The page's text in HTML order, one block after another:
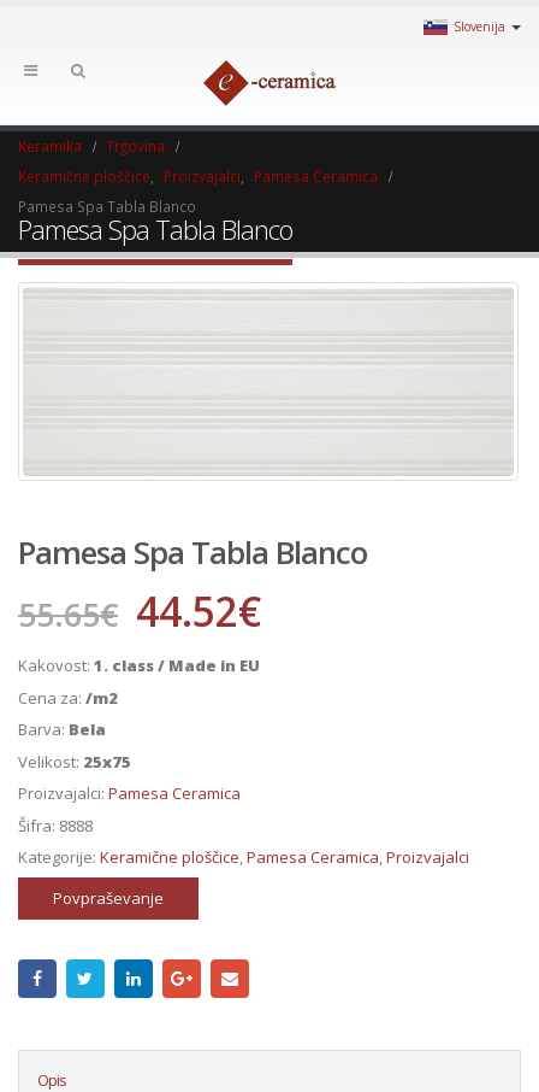
Slovenija
Keramika
Trgovina
Keramične ploščice
Proizvajalci
Pamesa Ceramica
Pamesa Spa Tabla Blanco
Pamesa Spa Tabla Blanco
Pamesa Spa Tabla Blanco
55.65€ 44.52€
Kakovost: 1. class / Made in EU
Cena za: /m2
Barva: Bela
Velikost: 25x75
Proizvajalci: Pamesa Ceramica
Šifra: 8888
Kategorije: Keramične ploščice,Pamesa Ceramica,Proizvajalci
Povpraševanje
Opis